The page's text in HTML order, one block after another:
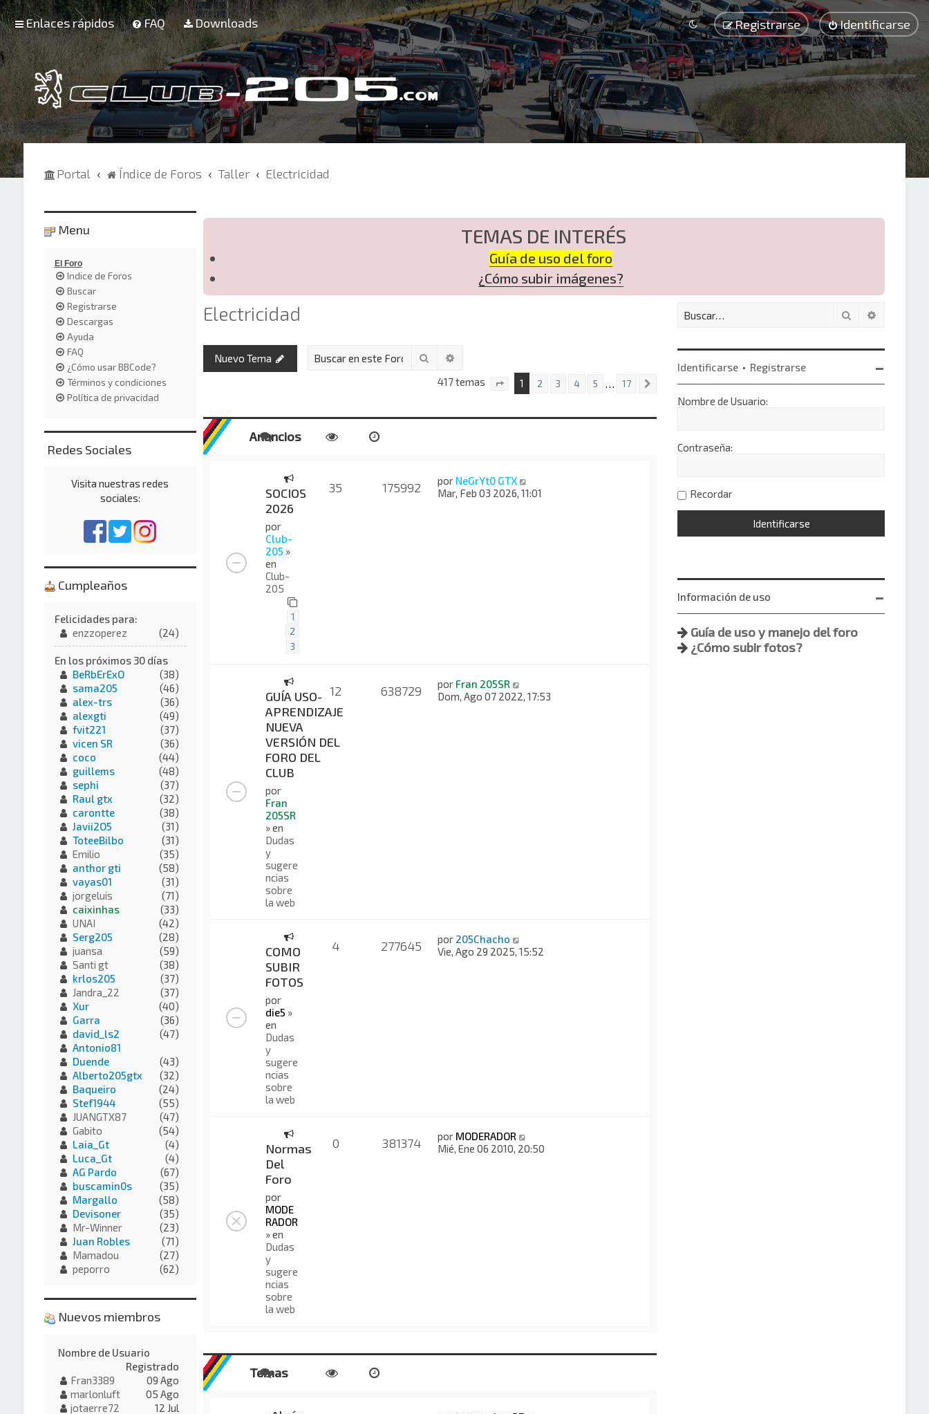
Enlaces rápidos FAQ Downloads Identificarse
Registrarse
Portal Índice de Foros Taller Electricidad
TEMAS DE INTERÉS
Guía de uso del foro
¿Cómo subir imágenes?
Electricidad
Nuevo Tema Buscar
417 temas Página1 de17
1 2 3 4 5 17 Siguiente
Anuncios
SOCIOS
2026
por
Club-
205 »
en
Club-
205
1
2
3
35 175992 por NeGrYt0 GTX
Mar, Feb 03 2026, 11:01
GUÍA USO-
APRENDIZAJE
NUEVA
VERSIÓN DEL
FORO DEL
CLUB
por
Fran
205SR
» en
Dudas
y
sugere
ncias
sobre
la web
12 638729 por Fran 205SR
Dom, Ago 07 2022, 17:53
COMO
SUBIR
FOTOS
por
die5 »
en
Dudas
y
sugere
ncias
sobre
la web
4 277645 por 205Chacho
Vie, Ago 29 2025, 15:52
Normas
Del
Foro
por
MODE
RADOR
» en
Dudas
y
sugere
ncias
sobre
la web
0 381374 por MODERADOR
Mié, Ene 06 2010, 20:50
Temas
Buscar
Identificarse • Registrarse
Nombre de Usuario:
Contraseña:
Recordar
Información de uso
Guía de uso y manejo del foro
¿Cómo subir fotos?
Menu
El Foro
Indice de Foros
Buscar
Registrarse
Descargas
Ayuda
FAQ
¿Cómo usar BBCode?
Términos y condiciones
Política de privacidad
Redes Sociales
Visita nuestras redes
sociales:
Cumpleaños
Felicidades para:
enzzoperez
(24)
En los próximos 30 días
BeRbErExO
(38)
sama205
(46)
alex-trs
(36)
alexgti
(49)
fvit221
(37)
vicen SR
(36)
coco
(44)
guillems
(48)
sephi
(37)
Raul gtx
(32)
carontte
(38)
Javii2O5
(31)
ToteeBilbo
(31)
Emilio
(35)
anthor gti
(58)
vayas01
(31)
jorgeluis
(71)
caixinhas
(33)
UNAI
(42)
Serg205
(28)
juansa
(59)
Santi gt
(38)
krlos205
(37)
Jandra_22
(37)
Xur
(40)
Garra
(36)
david_ls2
(47)
Antonio81
Duende
(43)
Alberto205gtx
(32)
Baqueiro
(24)
Stef1944
(55)
JUANGTX87
(47)
Gabito
(54)
Laia_Gt
(4)
Luca_Gt
(4)
AG Pardo
(67)
buscamin0s
(35)
Margallo
(58)
Devisoner
(35)
Mr-Winner
(23)
Juan Robles
(71)
Mamadou
(27)
peporro
(62)
Nuevos miembros
Nombre de Usuario
Registrado
Fran3389
09 Ago
marlonluft
05 Ago
jotaerre72
12 Jul